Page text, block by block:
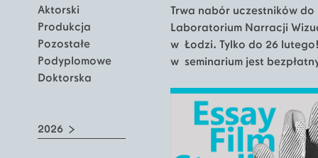
Aktorski
Produkcja
Pozostałe
Podyplomowe
Doktorska
2026
Trwa nabór uczestników do
Laboratorium Narracji
w Łodzi. Tylko do 26
w seminarium jest